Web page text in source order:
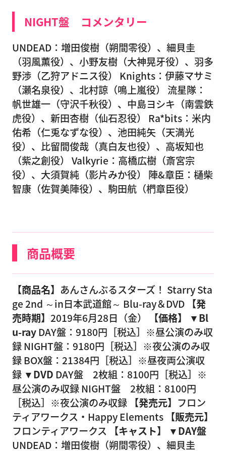
NIGHT盤 コメンタリー
UNDEAD：増田俊樹（朔間零役）、細貝圭
（羽風薫役）、小野友樹（大神晃牙役）、羽多
野渉（乙狩アドニス役） Knights：伊藤マサミ
（瀬名泉役）、北村諒（鳴上嵐役） 流星隊：
帆世雄一（守沢千秋役）、中島ヨシキ（南雲鉄
虎役）、新田杏樹（仙石忍役） Ra*bits：米内
佑希（仁兎なずな役）、池田純矢（天満光
役）、比留間俊哉（真白友也役）、高坂知也
（紫之創役） Valkyrie：高橋広樹（斎宮宗
役）、大須賀純（影片みか役） 陣&章臣：樋柴
智康（佐賀美陣役）、駒田航（椚章臣役）
商品概要
【商品名】 あんさんぶるスターズ！ Starry Sta
ge 2nd ～in日本武道館～ Blu-ray＆DVD 【発
売時期】 2019年6月28日（金） 【価格】
▼Bl
u-rayDAY盤：9180円［税込］※昼公演のみ収
録 NIGHT盤：9180円［税込］※夜公演のみ収
録 BOX盤：21384円［税込］※昼夜両公演収
録 ▼DVD DAY盤 2枚組：8100円［税込］※
昼公演のみ収録 NIGHT盤 2枚組：8100円
［税込］※夜公演のみ収録 【発売元】 フロン
ティアワークス・Happy Elements 【販売元】
フロンティアワークス
【キャスト】
▼DAY盤
UNDEAD：増田俊樹（朔間零役）、細貝圭